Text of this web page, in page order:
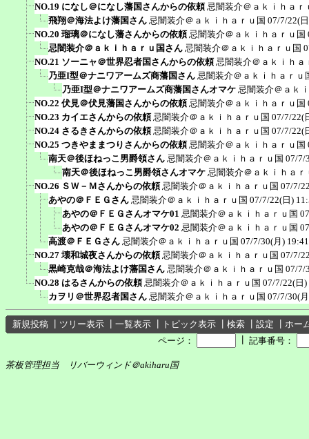
NO.19 になし＠になし藩国さんからの依頼 忌闇装介＠ａｋｉｈａｒ
飛翔＠海法よけ藩国さん 忌闇装介＠ａｋｉｈａｒｕ国 07/7/22(
NO.20 瑠璃＠になし藩さんからの依頼 忌闇装介＠ａｋｉｈａｒｕ国
忌闇装介＠ａｋｉｈａｒｕ国さん 忌闇装介＠ａｋｉｈａｒｕ国
NO.21 ソーニャ＠世界忍者国さんからの依頼 忌闇装介＠ａｋｉｈａ
乃亜I型＠ナニワアームズ商藩国さん 忌闇装介＠ａｋｉｈａｒｕ
乃亜I型＠ナニワアームズ商藩国さんオマケ 忌闇装介＠ａｋ
NO.22 伏見＠伏見藩国さんからの依頼 忌闇装介＠ａｋｉｈａｒｕ国
NO.23 カイエさんからの依頼 忌闇装介＠ａｋｉｈａｒｕ国 07/7/22(
NO.24 さるきさんからの依頼 忌闇装介＠ａｋｉｈａｒｕ国 07/7/22(
NO.25 つきやままつりさんからの依頼 忌闇装介＠ａｋｉｈａｒｕ国
南天＠後ほねっこ男爵領さん 忌闇装介＠ａｋｉｈａｒｕ国 07/7/
南天＠後ほねっこ男爵領さんオマケ 忌闇装介＠ａｋｉｈａｒ
NO.26 ＳＷ－Ｍさんからの依頼 忌闇装介＠ａｋｉｈａｒｕ国 07/7/
あやの＠ＦＥＧさん 忌闇装介＠ａｋｉｈａｒｕ国 07/7/22(日)
あやの＠ＦＥＧさんオマケ01 忌闇装介＠ａｋｉｈａｒｕ国
あやの＠ＦＥＧさんオマケ02 忌闇装介＠ａｋｉｈａｒｕ国
高渡＠ＦＥＧさん 忌闇装介＠ａｋｉｈａｒｕ国 07/7/30(月) 19:41
NO.27 壊和城夜さんからの依頼 忌闇装介＠ａｋｉｈａｒｕ国 07/7/
黒崎克哉＠海法よけ藩国さん 忌闇装介＠ａｋｉｈａｒｕ国 07/7/
NO.28 はるさんからの依頼 忌闇装介＠ａｋｉｈａｒｕ国 07/7/22(日)
カヲリ＠世界忍者国さん 忌闇装介＠ａｋｉｈａｒｕ国 07/7/30(
新規投稿 ツリー表示 一覧表示 トピック表示 検索 設定
ホー
ページ：
記事番号：
茶板管理担当 リバーウィンド＠akiharu国